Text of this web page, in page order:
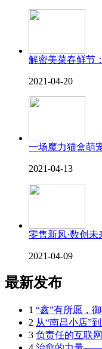
解密美菜春鲜节
2021-04-20
一场魔力猫盒萌
2021-04-13
零售新风·数创
2021-04-09
最新发布
1 “鑫”有所愿，
2 从“南昌小店”
3 负责任的互联